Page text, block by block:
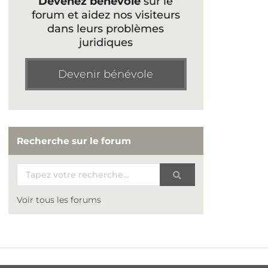
forum et aidez nos visiteurs
dans leurs problèmes
juridiques
Devenir bénévole
Recherche sur le forum
Voir tous les forums